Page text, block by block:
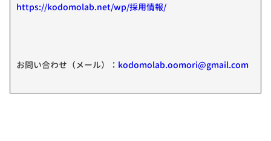
https://kodomolab.net/wp/採用情報/
お問い合わせ（メール）： kodomolab.oomori@gmail.com